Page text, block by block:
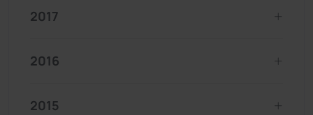
2017
2016
2015